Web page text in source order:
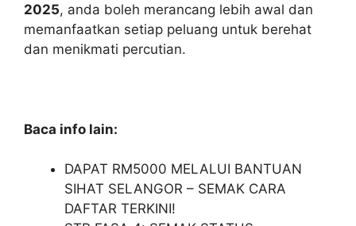
2025, anda boleh merancang lebih awal dan
memanfaatkan setiap peluang untuk berehat
dan menikmati percutian.
Baca info lain:
DAPAT RM5000 MELALUI BANTUAN
SIHAT SELANGOR – SEMAK CARA
DAFTAR TERKINI!